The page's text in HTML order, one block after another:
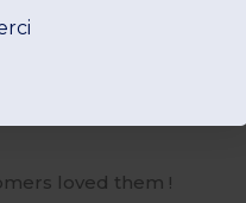
loved them !